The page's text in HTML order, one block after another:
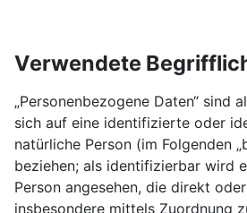
Verwendete
„Personenbezogene Daten“ sind
sich auf eine identifizierte oder
natürliche Person (im Folgenden
beziehen; als identifizierbar wird
Person angesehen, die direkt
insbesondere mittels Zuordnung